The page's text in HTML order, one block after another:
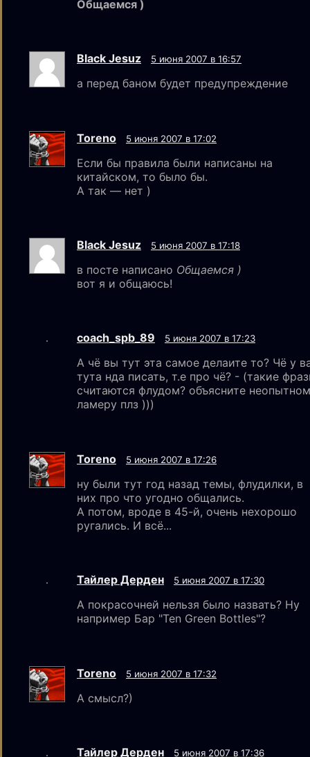
Общаемся )
Black Jesuz 5 июня 2007 в 16:57
а перед баном будет предупреждение
Toreno 5 июня 2007 в 17:02
Если бы правила были написаны на
китайском, то было бы.
А так — нет )
Black Jesuz 5 июня 2007 в 17:18
в посте написано Общаемся )
вот я и общаюсь!
coach_spb_89 5 июня 2007 в 17:23
А чё вы тут эта самое делаите то? Чё у
тута нда писать, т.е про чё? - (такие
считаются флудом? объясните
ламеру плз )))
Toreno 5 июня 2007 в 17:26
ну были тут год назад темы, флудилки, в
них про что угодно общались.
А потом, вроде в 45-й, очень нехорошо
ругались. И всё...
Тайлер Дерден 5 июня 2007 в 17:30
А покрасочней нельзя было назвать? Ну
например Бар "Ten Green Bottles"?
Toreno 5 июня 2007 в 17:32
А смысл?)
Тайлер Дерден 5 июня 2007 в 17:36